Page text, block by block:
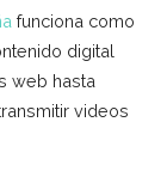
funciona como
digital
web hasta
videos